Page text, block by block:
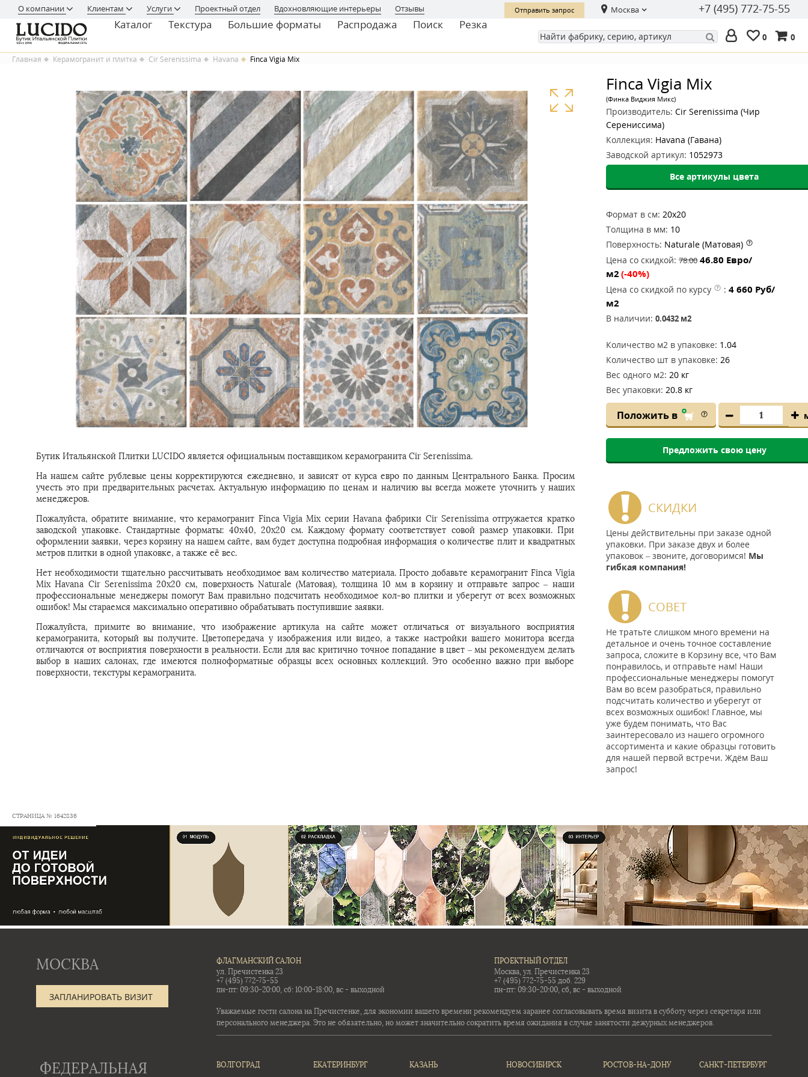
О компании Клиентам Услуги Проектный отдел Вдохновляющие интерьеры Отзывы Отправить запрос Москва +7 (495) 772-75-55
Каталог Текстура Большие форматы Распродажа Поиск Резка
0 0
Главная Керамогранит и плитка Cir Serenissima Havana Finca Vigia Mix
Бутик Итальянской Плитки LUCIDO является официальным поставщиком керамогранита Cir Serenissima.
На нашем сайте рублевые цены корректируются ежедневно, и зависят от курса евро по данным Центрального Банка. Просим
учесть это при предварительных расчетах. Актуальную информацию по ценам и наличию вы всегда можете уточнить у наших
менеджеров.
Пожалуйста, обратите внимание, что керамогранит Finca Vigia Mix серии Havana фабрики Cir Serenissima отгружается кратко
заводской упаковке. Стандартные форматы: 40x40, 20x20 см. Каждому формату соответствует совой размер упаковки. При
оформлении заявки, через корзину на нашем сайте, вам будет доступна подробная информация о количестве плит и квадратных
метров плитки в одной упаковке, а также её вес.
Нет необходимости тщательно рассчитывать необходимое вам количество материала. Просто добавьте керамогранит Finca Vigia
Mix Havana Cir Serenissima 20x20 см, поверхность Naturale (Матовая), толщина 10 мм в корзину и отправьте запрос – наши
профессиональные менеджеры помогут Вам правильно подсчитать необходимое кол-во плитки и уберегут от всех возможных
ошибок! Мы стараемся максимально оперативно обрабатывать поступившие заявки.
Пожалуйста, примите во внимание, что изображение артикула на сайте может отличаться от визуального восприятия
керамогранита, который вы получите. Цветопередача у изображения или видео, а также настройки вашего монитора всегда
отличаются от восприятия поверхности в реальности. Если для вас критично точное попадание в цвет – мы рекомендуем делать
выбор в наших салонах, где имеются полноформатные образцы всех основных коллекций. Это особенно важно при выборе
поверхности, текстуры керамогранита.
Finca Vigia Mix
(Финка Виджия Микс)
Производитель: Cir Serenissima (Чир
Серениссима)
Коллекция: Havana (Гавана)
Заводской артикул: 1052973
Все артикулы цвета
Формат в см: 20x20
Толщина в мм: 10
Поверхность: Naturale (Матовая)
Цена со скидкой: 78.00 46.80 Евро/
м2(-40%)
Цена со скидкой по курсу : 4 660 Руб/
м2
В наличии: 0.0432 м2
Количество м2 в упаковке: 1.04
Количество шт в упаковке: 26
Вес одного м2: 20 кг
Вес упаковки: 20.8 кг
Положить в
Предложить свою цену
СКИДКИ
Цены действительны при заказе одной
упаковки. При заказе двух и более
упаковок – звоните, договоримся! Мы
гибкая компания!
СОВЕТ
Не тратьте слишком много времени на
детальное и очень точное составление
запроса, сложите в Корзину все, что Вам
понравилось, и отправьте нам! Наши
профессиональные менеджеры помогут
Вам во всем разобраться, правильно
подсчитать количество и уберегут от
всех возможных ошибок! Главное, мы
уже будем понимать, что Вас
заинтересовало из нашего огромного
ассортимента и какие образцы готовить
для нашей первой встречи. Ждём Ваш
запрос!
СТРАНИЦА № 1642836
МОСКВА
ЗАПЛАНИРОВАТЬ ВИЗИТ
ФЛАГМАНСКИЙ САЛОН
ул. Пречистенка 23
+7 (495) 772-75-55
пн-пт: 09:30-20:00, сб: 10:00-18:00, вс - выходной
ПРОЕКТНЫЙ ОТДЕЛ
Москва, ул. Пречистенка 23
+7 (495) 772-75-55 доб. 229
пн-пт: 09:30-20:00, сб, вс - выходной
Уважаемые гости салона на Пречистенке, для экономии вашего времени рекомендуем заранее согласовывать время визита в субботу через секретаря или
персонального менеджера. Это не обязательно, но может значительно сократить время ожидания в случае занятости дежурных менеджеров.
ФЕДЕРАЛЬНАЯ ВОЛГОГРАД ЕКАТЕРИНБУРГ КАЗАНЬ НОВОСИБИРСК РОСТОВ-НА-ДОНУ САНКТ-ПЕТЕРБУРГ